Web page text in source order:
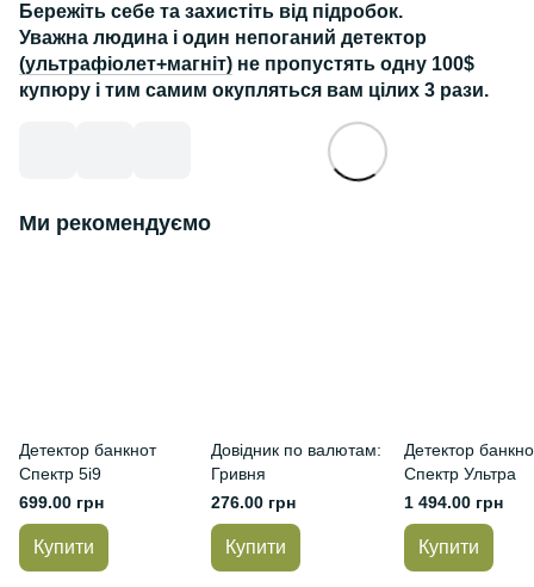
Бережіть себе та захистіть від підробок.
Уважна людина і один непоганий детектор
(ультрафіолет+магніт) не пропустять одну 100$
купюру і тим самим окупляться вам цілих 3 рази.
Ми рекомендуємо
Детектор банкнот
Спектр 5i9
699.00 грн
Купити
Довідник по валютам:
Гривня
276.00 грн
Купити
Детектор
Спектр Ультра
1 494.00 грн
Купити